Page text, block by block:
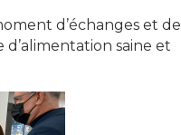
d’échanges et de
saine et